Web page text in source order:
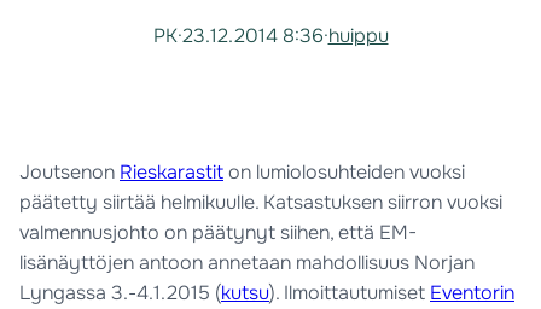
PK·23.12.2014 8:36·huippu
Joutsenon Rieskarastiton lumiolosuhteiden vuoksi
päätetty siirtää helmikuulle. Katsastuksen siirron vuoksi
valmennusjohto on päätynyt siihen, että EM-
lisänäyttöjen antoon annetaan mahdollisuus Norjan
Lyngassa 3.-4.1.2015 (kutsu). Ilmoittautumiset Eventorin